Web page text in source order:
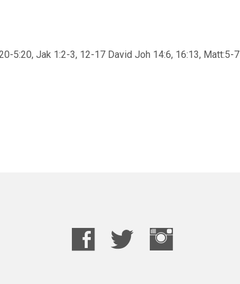
5:20, Jak 1:2-3, 12-17 David Joh 14:6, 16:13, Matt:5-7